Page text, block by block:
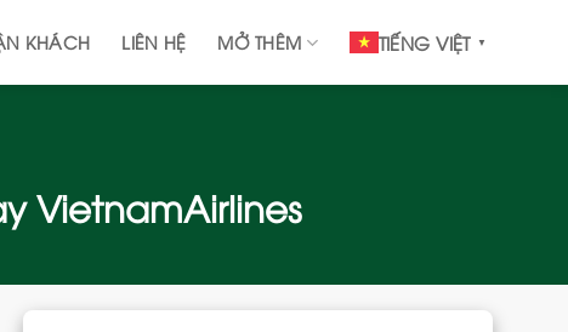
KHÁCH LIÊN HỆ MỞ THÊM TIẾNG VIỆT ▼
VietnamAirlines